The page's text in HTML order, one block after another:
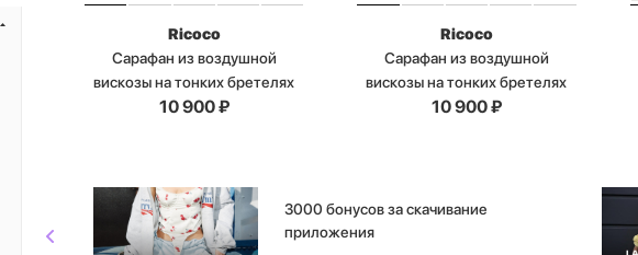
Ricoco
Сарафан из воздушной
вискозы на тонких бретелях
10 900₽
Ricoco
Сарафан из воздушной
вискозы на тонких бретелях
10 900₽
3000 бонусов за скачивание
приложения